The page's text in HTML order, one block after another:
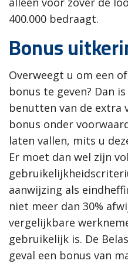
400.000 bedraagt.
Bonus
Overweegt u om een
bonus te geven? Dan
benutten van de extra
bonus onder
laten vallen, mits u
Er moet dan wel zijn
aanwijzing als
niet meer dan 30%
vergelijkbare
gebruikelijk is. De
geval een bonus van